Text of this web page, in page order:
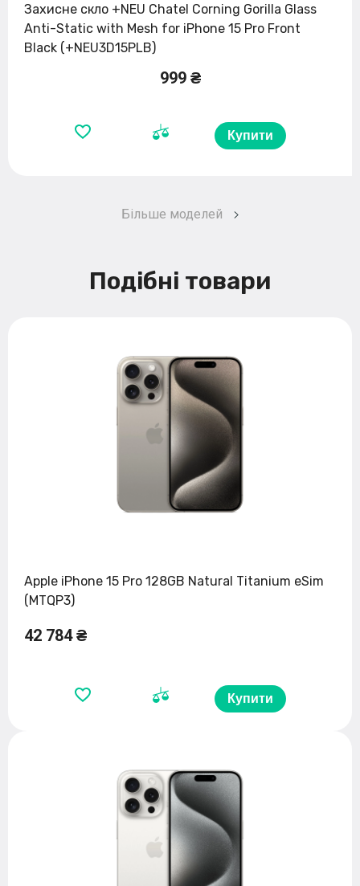
Захисне скло +NEU Chatel Corning Gorilla Glass
Anti-Static with Mesh for iPhone 15 Pro Front
Black (+NEU3D15PLB)
999 ₴
Купити
Більше моделей
Подібні товари
Apple iPhone 15 Pro 128GB Natural Titanium eSim
(MTQP3)
42 784 ₴
Купити